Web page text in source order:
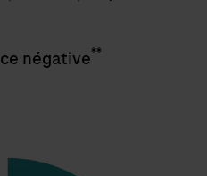
négative**